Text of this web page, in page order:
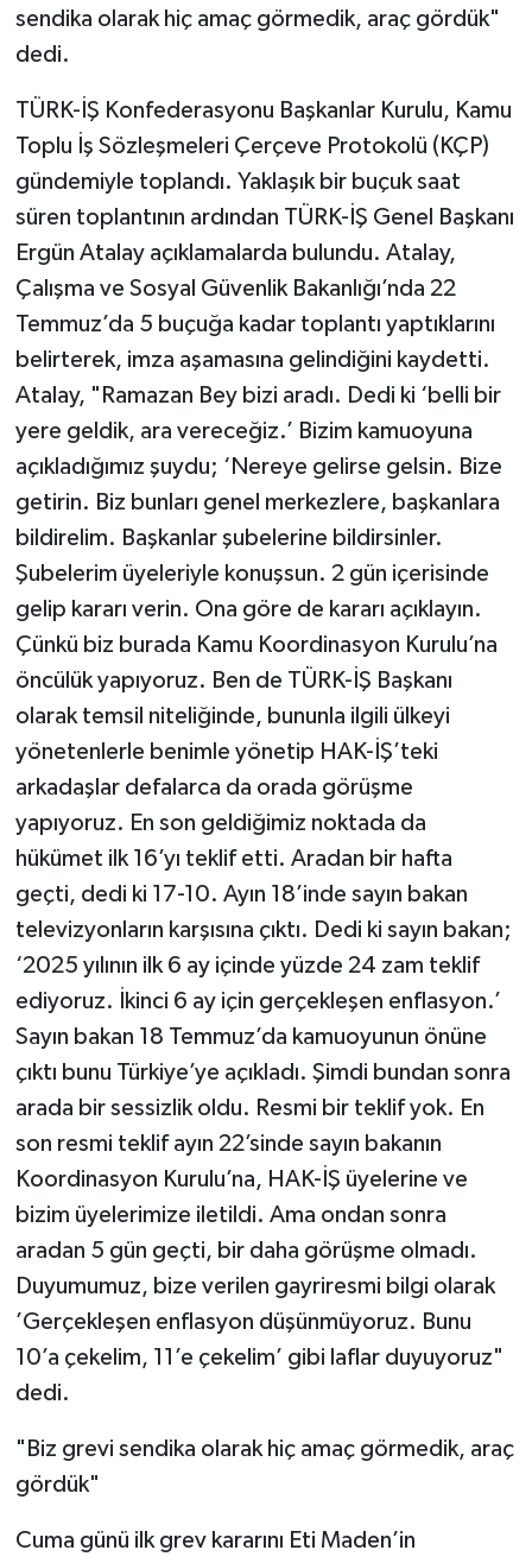
sendika olarak hiç amaç görmedik, araç gördük"
dedi.
TÜRK-İŞ Konfederasyonu Başkanlar Kurulu, Kamu
Toplu İş Sözleşmeleri Çerçeve Protokolü (KÇP)
gündemiyle toplandı. Yaklaşık bir buçuk saat
süren toplantının ardından TÜRK-İŞ Genel Başkanı
Ergün Atalay açıklamalarda bulundu. Atalay,
Çalışma ve Sosyal Güvenlik Bakanlığı’nda 22
Temmuz’da 5 buçuğa kadar toplantı yaptıklarını
belirterek, imza aşamasına gelindiğini kaydetti.
Atalay, "Ramazan Bey bizi aradı. Dedi ki ‘belli bir
yere geldik, ara vereceğiz.’ Bizim kamuoyuna
açıkladığımız şuydu; ‘Nereye gelirse gelsin. Bize
getirin. Biz bunları genel merkezlere, başkanlara
bildirelim. Başkanlar şubelerine bildirsinler.
Şubelerim üyeleriyle konuşsun. 2 gün içerisinde
gelip kararı verin. Ona göre de kararı açıklayın.
Çünkü biz burada Kamu Koordinasyon Kurulu’na
öncülük yapıyoruz. Ben de TÜRK-İŞ Başkanı
olarak temsil niteliğinde, bununla ilgili ülkeyi
yönetenlerle benimle yönetip HAK-İŞ’teki
arkadaşlar defalarca da orada görüşme
yapıyoruz. En son geldiğimiz noktada da
hükümet ilk 16’yı teklif etti. Aradan bir hafta
geçti, dedi ki 17-10. Ayın 18’inde sayın bakan
televizyonların karşısına çıktı. Dedi ki sayın bakan;
‘2025 yılının ilk 6 ay içinde yüzde 24 zam teklif
ediyoruz. İkinci 6 ay için gerçekleşen enflasyon.’
Sayın bakan 18 Temmuz’da kamuoyunun önüne
çıktı bunu Türkiye’ye açıkladı. Şimdi bundan sonra
arada bir sessizlik oldu. Resmi bir teklif yok. En
son resmi teklif ayın 22’sinde sayın bakanın
Koordinasyon Kurulu’na, HAK-İŞ üyelerine ve
bizim üyelerimize iletildi. Ama ondan sonra
aradan 5 gün geçti, bir daha görüşme olmadı.
Duyumumuz, bize verilen gayriresmi bilgi olarak
’Gerçekleşen enflasyon düşünmüyoruz. Bunu
10’a çekelim, 11’e çekelim’ gibi laflar duyuyoruz"
dedi.
"Biz grevi sendika olarak hiç amaç görmedik, araç
gördük"
Cuma günü ilk grev kararını Eti Maden’in